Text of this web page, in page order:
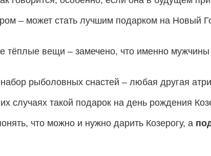
– может стать лучшим подарком на Новый
тёплые вещи – замечено, что именно
рыболовных снастей – любая другая
случаях такой подарок на день рождения
что можно и нужно дарить Козерогу, а